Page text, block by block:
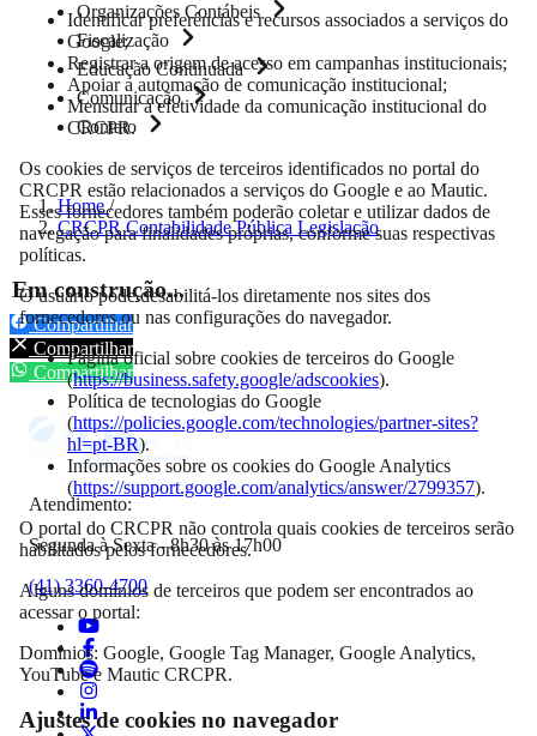
Organizações Contábeis
Fiscalização
Educação Continuada
Comunicação
Contato
Home/
CRCPR Contabilidade Pública Legislação
Em construção...
Compartilhar
Compartilhar
Compartilhar
Atendimento:
Segunda à Sexta - 8h30 às 17h00
(41) 3360-4700
Identificar preferências e recursos associados a serviços do
Google;
Registrar a origem de acesso em campanhas institucionais;
Apoiar a automação de comunicação institucional;
Mensurar a efetividade da comunicação institucional do
CRCPR.
Os cookies de serviços de terceiros identificados no portal do
CRCPR estão relacionados a serviços do Google e ao Mautic.
Esses fornecedores também poderão coletar e utilizar dados de
navegação para finalidades próprias, conforme suas respectivas
políticas.
O usuário pode desabilitá-los diretamente nos sites dos
fornecedores ou nas configurações do navegador.
Página oficial sobre cookies de terceiros do Google
(https://business.safety.google/adscookies).
Política de tecnologias do Google
(https://policies.google.com/technologies/partner-sites?
hl=pt-BR).
Informações sobre os cookies do Google Analytics
(https://support.google.com/analytics/answer/2799357).
O portal do CRCPR não controla quais cookies de terceiros serão
habilitados pelos fornecedores.
Alguns domínios de terceiros que podem ser encontrados ao
acessar o portal:
Domínios: Google, Google Tag Manager, Google Analytics,
YouTube e Mautic CRCPR.
Ajustes de cookies no navegador